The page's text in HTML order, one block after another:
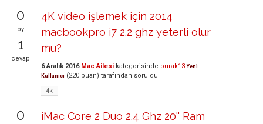
0
oy
1
cevap
4K video işlemek için 2014
macbookpro i7 2.2 ghz yeterli olur
mu?
6 Aralık 2016 Mac Ailesi kategorisinde burak13 Yeni
Kullanıcı (220 puan) tarafından soruldu
4k
0
iMac Core 2 Duo 2.4 Ghz 20'' Ram